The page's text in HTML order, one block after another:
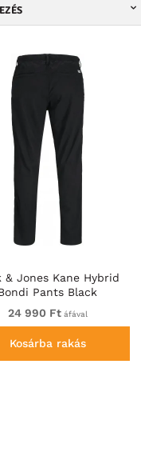
& Jones Kane Hybrid
Pants Black
24 990 Ftáfával
Kosárba rakás